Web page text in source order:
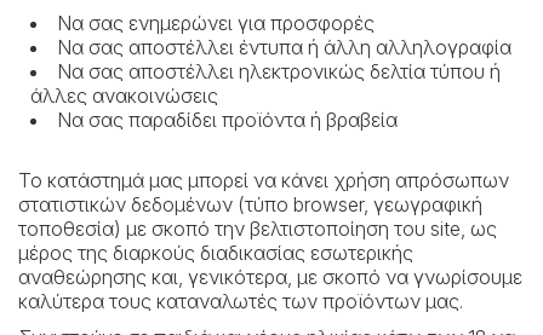
Να σας ενημερώνει για προσφορές
Να σας αποστέλλει έντυπα ή άλλη αλληλογραφία
Να σας αποστέλλει ηλεκτρονικώς δελτία τύπου ή
άλλες ανακοινώσεις
Να σας παραδίδει προϊόντα ή βραβεία
Το κατάστημά μας μπορεί να κάνει χρήση απρόσωπων
στατιστικών δεδομένων (τύπο browser, γεωγραφική
τοποθεσία) με σκοπό την βελτιστοποίηση του site, ως
μέρος της διαρκούς διαδικασίας εσωτερικής
αναθεώρησης και, γενικότερα, με σκοπό να γνωρίσουμε
καλύτερα τους καταναλωτές των προϊόντων μας.